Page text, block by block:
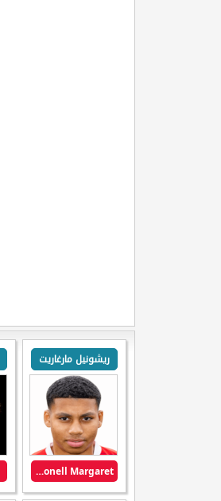
ريشونيل مارغاريت
Richonell Margaret